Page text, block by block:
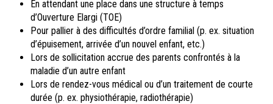
En attendant une place dans une structure à temps
d’Ouverture Elargi (TOE)
Pour pallier à des difficultés d’ordre familial (p. ex. situation
d’épuisement, arrivée d’un nouvel enfant, etc.)
Lors de sollicitation accrue des parents confrontés à la
maladie d’un autre enfant
Lors de rendez-vous médical ou d’un traitement de courte
durée (p. ex. physiothérapie, radiothérapie)